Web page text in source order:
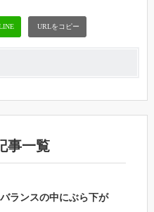
事一覧
ランスの中にぶら下が